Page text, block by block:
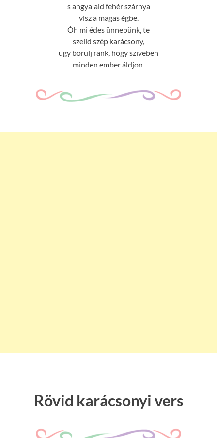
s angyalaid fehér szárnya
visz a magas égbe.
Óh mi édes ünnepünk, te
szelíd szép karácsony,
úgy borulj ránk, hogy szívében
minden ember áldjon.
Rövid karácsonyi vers